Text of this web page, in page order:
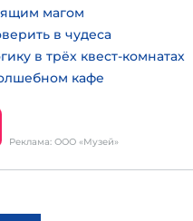
магом
в чудеса
в трёх квест-комнатах
кафе
Реклама: ООО «Музей»